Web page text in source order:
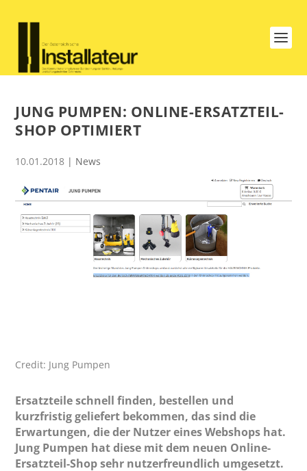
JUNG PUMPEN: ONLINE-ERSATZTEIL-
SHOP OPTIMIERT
10.01.2018 | News
Credit: Jung Pumpen
Ersatzteile schnell finden, bestellen und
kurzfristig geliefert bekommen, das sind die
Erwartungen, die der Nutzer eines Webshops hat.
Jung Pumpen hat diese mit dem neuen Online-
Ersatzteil-Shop sehr nutzerfreundlich umgesetzt.